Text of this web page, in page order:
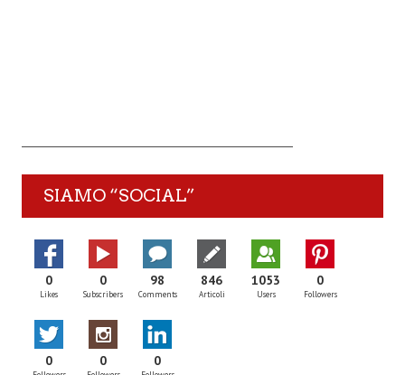
SIAMO “SOCIAL”
0
Likes
0
Subscribers
98
Comments
846
Articoli
1053
Users
0
Followers
0 0 0